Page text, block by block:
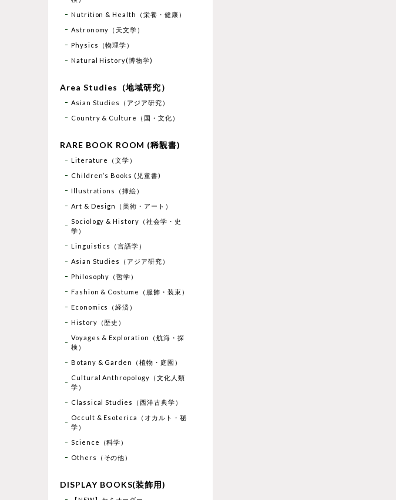
Nutrition & Health（栄養・健康）
Astronomy（天文学）
Physics（物理学）
Natural History(博物学)
Area Studies（地域研究）
Asian Studies（アジア研究）
Country & Culture（国・文化）
RARE BOOK ROOM (稀覯書)
Literature（文学）
Children’s Books (児童書)
Illustrations（挿絵）
Art & Design（美術・アート）
Sociology & History（社会学・史
学）
Linguistics（言語学）
Asian Studies（アジア研究）
Philosophy（哲学）
Fashion & Costume（服飾・装束）
Economics（経済）
History（歴史）
Voyages & Exploration（航海・探
検）
Botany & Garden（植物・庭園）
Cultural Anthropology（文化人類
学）
Classical Studies（西洋古典学）
Occult & Esoterica（オカルト・秘
学）
Science（科学）
Others（その他）
DISPLAY BOOKS(装飾用)